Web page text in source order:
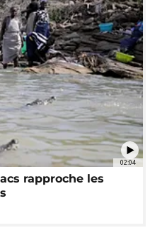
02:04
rapproche les